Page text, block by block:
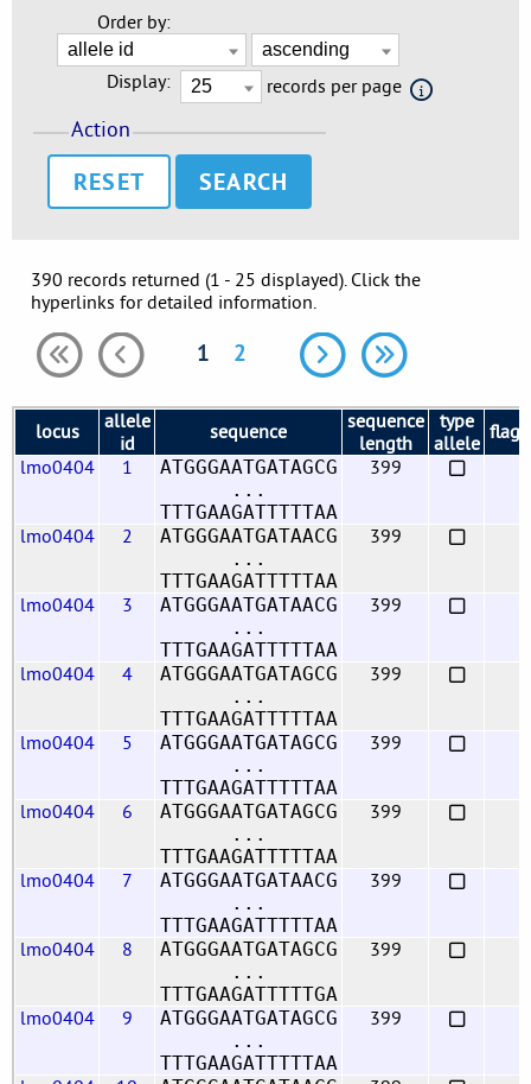
Order by:
Display: records per page
Action
RESET
390 records returned (1 - 25 displayed). Click the
hyperlinks for detailed information.
1 2
locus
allele
id
sequence
sequence
length
type
allele flags
lmo0404
1
ATGGGAATGATAGCG
...
TTTGAAGATTTTTAA
399
lmo0404 2
ATGGGAATGATAACG
...
TTTGAAGATTTTTAA
399
lmo0404 3
ATGGGAATGATAACG
...
TTTGAAGATTTTTAA
399
lmo0404 4
ATGGGAATGATAGCG
...
TTTGAAGATTTTTAA
399
lmo0404 5
ATGGGAATGATAGCG
...
TTTGAAGATTTTTAA
399
lmo0404 6
ATGGGAATGATAGCG
...
TTTGAAGATTTTTAA
399
lmo0404 7
ATGGGAATGATAACG
...
TTTGAAGATTTTTAA
399
lmo0404 8
ATGGGAATGATAGCG
...
TTTGAAGATTTTTGA
399
lmo0404 9
ATGGGAATGATAGCG
...
TTTGAAGATTTTTAA
399